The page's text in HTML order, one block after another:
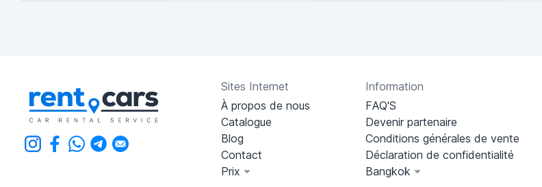
Sites Internet
À propos de nous
Catalogue
Blog
Contact
Prix
Information
FAQ'S
Devenir partenaire
Conditions générales de vente
Déclaration de confidentialité
Bangkok